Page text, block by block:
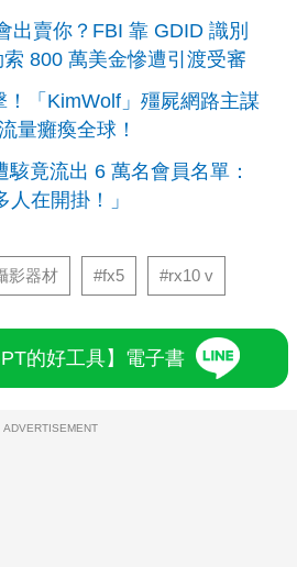
出賣你？FBI 靠 GDID 識別
800 萬美金慘遭引渡受審
！「KimWolf」殭屍網路主謀
量癱瘓全球！
駭竟流出 6 萬名會員名單：
在開掛！」
影器材 #fx5 #rx10 v
的好工具】電子書
ADVERTISEMENT